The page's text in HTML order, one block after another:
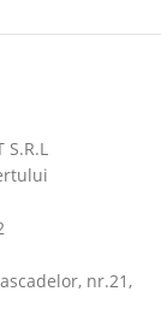
S.R.L
nr.21,